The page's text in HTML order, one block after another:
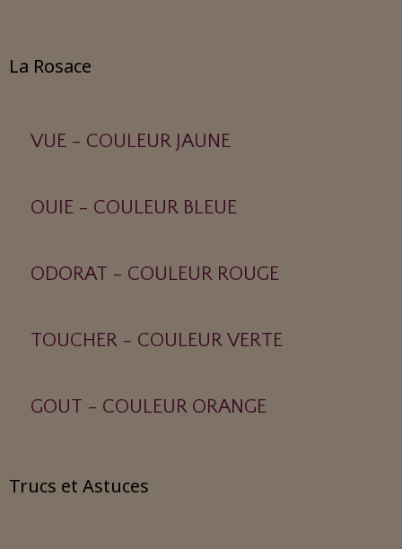
La Rosace
VUE - COULEUR JAUNE
OUIE - COULEUR BLEUE
ODORAT - COULEUR ROUGE
TOUCHER - COULEUR VERTE
GOUT - COULEUR ORANGE
Trucs et Astuces